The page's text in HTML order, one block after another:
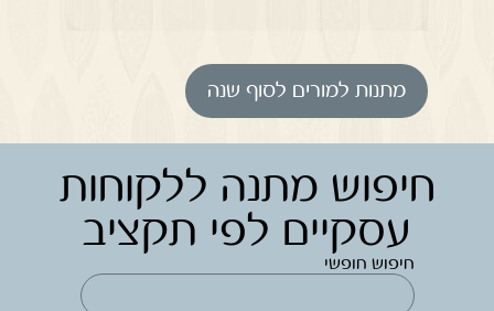
מתנות למורים לסוף שנה
חיפוש מתנה ללקוחות
עסקיים לפי תקציב
חיפוש חופשי